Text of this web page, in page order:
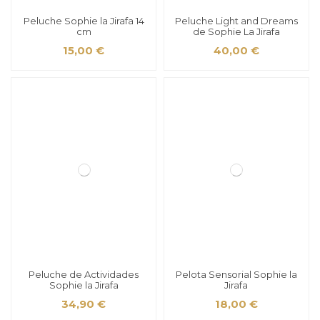
Peluche Sophie la Jirafa 14
cm
15,00 €
Peluche Light and Dreams
de Sophie La Jirafa
40,00 €
Peluche de Actividades
Sophie la Jirafa
34,90 €
Pelota Sensorial Sophie la
Jirafa
18,00 €